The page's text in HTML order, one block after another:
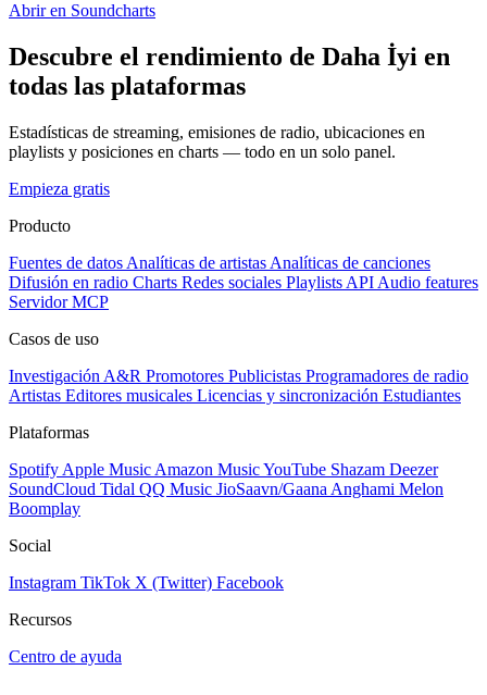
Abrir en Soundcharts
Descubre el rendimiento de Daha İyi en
todas las plataformas
Estadísticas de streaming, emisiones de radio, ubicaciones en
playlists y posiciones en charts — todo en un solo panel.
Empieza gratis
Producto
Fuentes de datos Analíticas de artistas Analíticas de canciones
Difusión en radio Charts Redes sociales Playlists API Audio features
Servidor MCP
Casos de uso
Investigación A&R Promotores Publicistas Programadores de radio
Artistas Editores musicales Licencias y sincronización Estudiantes
Plataformas
Spotify Apple Music Amazon MusicYouTube Shazam Deezer
SoundCloud Tidal QQ Music JioSaavn/Gaana Anghami Melon
Boomplay
Social
Instagram TikTok X (Twitter) Facebook
Recursos
Centro de ayuda